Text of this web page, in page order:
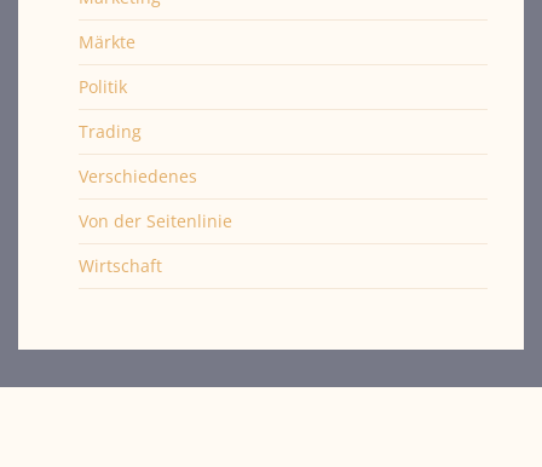
Märkte
Politik
Trading
Verschiedenes
Von der Seitenlinie
Wirtschaft